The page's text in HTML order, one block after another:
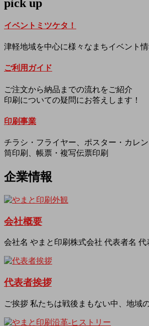
pick up
イベントミツケタ！
津軽地域を中心に様々なまちイベント
ご利用ガイド
ご注文から納品までの流れをご紹介
印刷についての疑問にお答えします！
印刷事業
チラシ・フライヤー、ポスター・カレ
筒印刷、帳票・複写伝票印刷
企業情報
会社概要
会社名 やまと印刷株式会社 代表者名
代表者挨拶
ご挨拶 私たちは戦後まもない中、地域